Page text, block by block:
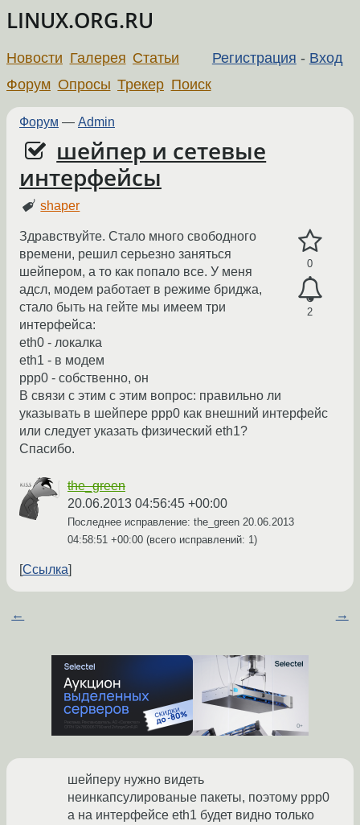
LINUX.ORG.RU
Регистрация - Вход
Новости Галерея Статьи
Форум Опросы Трекер Поиск
Форум — Admin
шейпер и сетевые
интерфейсы
shaper
0
2
Здравствуйте. Стало много свободного
времени, решил серьезно заняться
шейпером, а то как попало все. У меня
адсл, модем работает в режиме бриджа,
стало быть на гейте мы имеем три
интерфейса:
eth0 - локалка
eth1 - в модем
ppp0 - собственно, он
В связи с этим с этим вопрос: правильно ли
указывать в шейпере ppp0 как внешний интерфейс
или следует указать физический eth1?
Спасибо.
the_green
20.06.2013 04:56:45 +00:00
Последнее исправление: the_green 20.06.2013
04:58:51 +00:00 (всего исправлений: 1)
Ссылка
← →
шейперу нужно видеть
неинкапсулированые пакеты, поэтому ppp0
а на интерфейсе eth1 будет видно только